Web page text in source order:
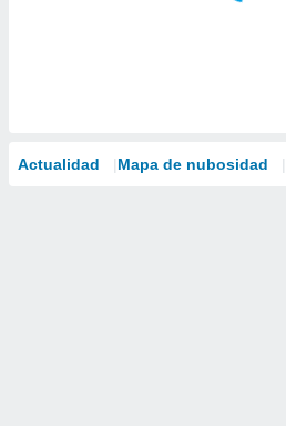
Actualidad Mapa de nubosidad